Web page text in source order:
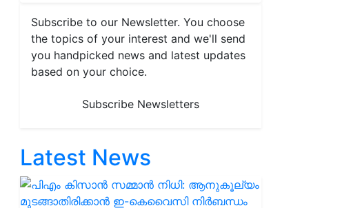
Subscribe to our Newsletter. You choose
the topics of your interest and we'll send
you handpicked news and latest updates
based on your choice.
Subscribe Newsletters
Latest News